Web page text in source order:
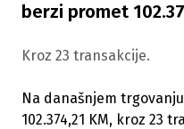
berzi promet
Kroz 23 transakcije.
Na današnjem
102.374,21 KM, kroz 23